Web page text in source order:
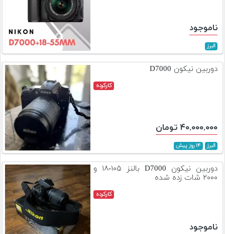
اجاره
دوربین
و
تجهیزات
دست
دوم
لیست
قیمت
ناموجود
البرز
دوربین نیکون D7000
کارکرده
۴۰,۰۰۰,۰۰۰ تومان
البرز ۱۴ روز پیش
دوربین نیکون D7000 بالنز ۱۰۵-۱۸ و
۲۰۰۰ شات زده شده
کارکرده
ناموجود